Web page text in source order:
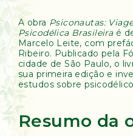
A obra Psiconautas:
Psicodélica Brasileiraé
Marcelo Leite, com
Ribeiro. Publicado pela
cidade de São Paulo, o
sua primeira edição e
estudos sobre
Resumo da